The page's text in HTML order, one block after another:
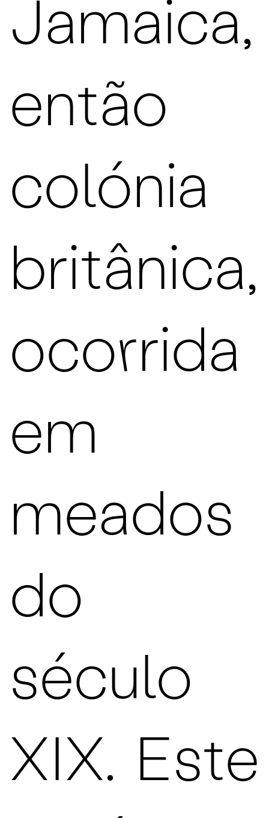
Jamaica,
então
colónia
britânica,
ocorrida
em
meados
do
século
XIX. Este